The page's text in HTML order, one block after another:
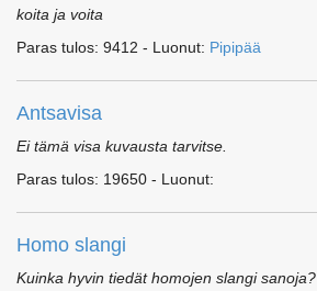
koita ja voita
Paras tulos: 9412 - Luonut: Pipipää
Antsavisa
Ei tämä visa kuvausta tarvitse.
Paras tulos: 19650 - Luonut:
Homo slangi
Kuinka hyvin tiedät homojen slangi sanoja?